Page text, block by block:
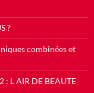
?
combinées et
: L AIR DE BEAUTE